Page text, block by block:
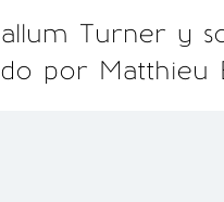
Turner y
por Matthieu